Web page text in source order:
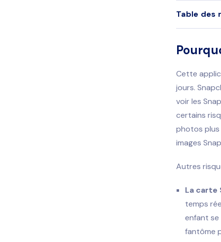
Table des
Cette
jours.
voir les
certains
photos plus
images
Autres
La carte
temps
enfant se
fantôme